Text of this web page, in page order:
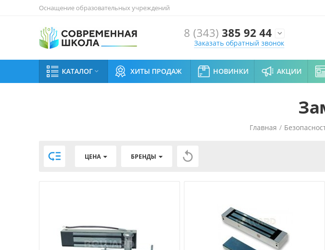
Оснащение образовательных учреждений
8 (343) 385 92 44 
Заказать обратный звонок
КАТАЛОГ  ХИТЫ ПРОДАЖ НОВИНКИ АКЦИИ
Главная /
 ЦЕНА БРЕНДЫ 